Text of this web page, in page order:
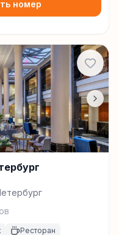
номер
Ресторан